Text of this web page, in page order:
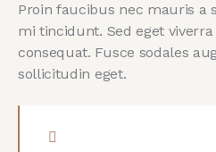
Proin faucibus nec mauris a
mi tincidunt. Sed eget viverra
consequat. Fusce sodales
sollicitudin eget.